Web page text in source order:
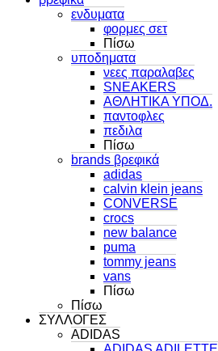
ενδυματα
φορμες σετ
Πίσω
υποδηματα
νεες παραλαβες
SNEAKERS
ΑΘΛΗΤΙΚΑ ΥΠΟΔ.
παντοφλες
πεδιλα
Πίσω
brands βρεφικά
adidas
calvin klein jeans
CONVERSE
crocs
new balance
puma
tommy jeans
vans
Πίσω
Πίσω
ΣΥΛΛΟΓΕΣ
ADIDAS